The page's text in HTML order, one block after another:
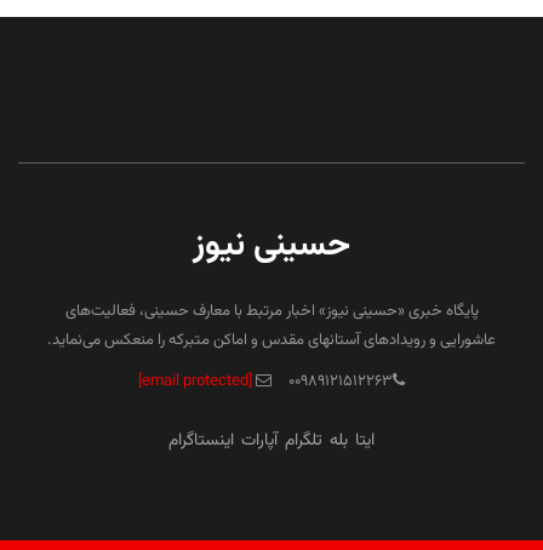
حسینی نیوز
پایگاه خبری «حسینی نیوز» اخبار مرتبط با معارف حسینی، فعالیت‌های
عاشورایی و رویدادهای آستانهای مقدس و اماکن متبرکه را منعکس می‌نماید.
۰۰۹۸۹۱۲۱۵۱۲۲۶۳
[email protected]
ایتا بله تلگرام آپارات اینستاگرام